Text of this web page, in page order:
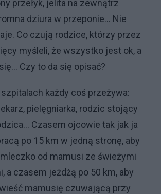
przełyk, jelita na zewnątrz
dziura w przeponie… Nie
Co czują rodzice, którzy przez
myśleli, że wszystko jest ok, a
Czy to da się opisać?
każdy coś przeżywa:
pielęgniarka, rodzic stojący
Czasem ojcowie tak jak ja
po 15 km w jedną stronę, aby
od mamusi ze świeżymi
a czasem jeżdżą po 50 km, aby
mamusię czuwającą przy